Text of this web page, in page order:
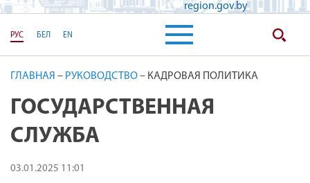
region.gov.by
РУС БЕЛ EN
ГЛАВНАЯ – РУКОВОДСТВО– КАДРОВАЯ ПОЛИТИКА
ГОСУДАРСТВЕННАЯ
СЛУЖБА
03.01.2025 11:01